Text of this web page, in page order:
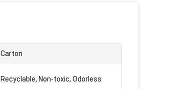
Carton
Recyclable, Non-toxic, Odorless